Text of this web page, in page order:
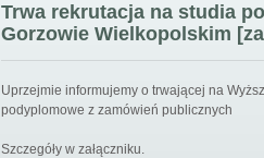
Trwa rekrutacja na studia
Gorzowie Wielkopolskim
Uprzejmie informujemy o trwającej na
podyplomowe z zamówień publicznych
Szczegóły w załączniku.